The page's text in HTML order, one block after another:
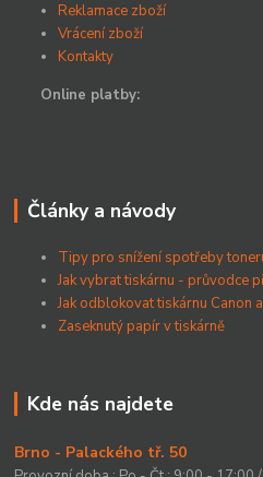
Reklamace zboží
Vrácení zboží
Kontakty
Online platby:
Články a návody
Tipy pro snížení spotřeby
Jak vybrat tiskárnu - průvodce
Jak odblokovat tiskárnu Canon
Zaseknutý papír v tiskárně
Kde nás najdete
Brno - Palackého tř. 50